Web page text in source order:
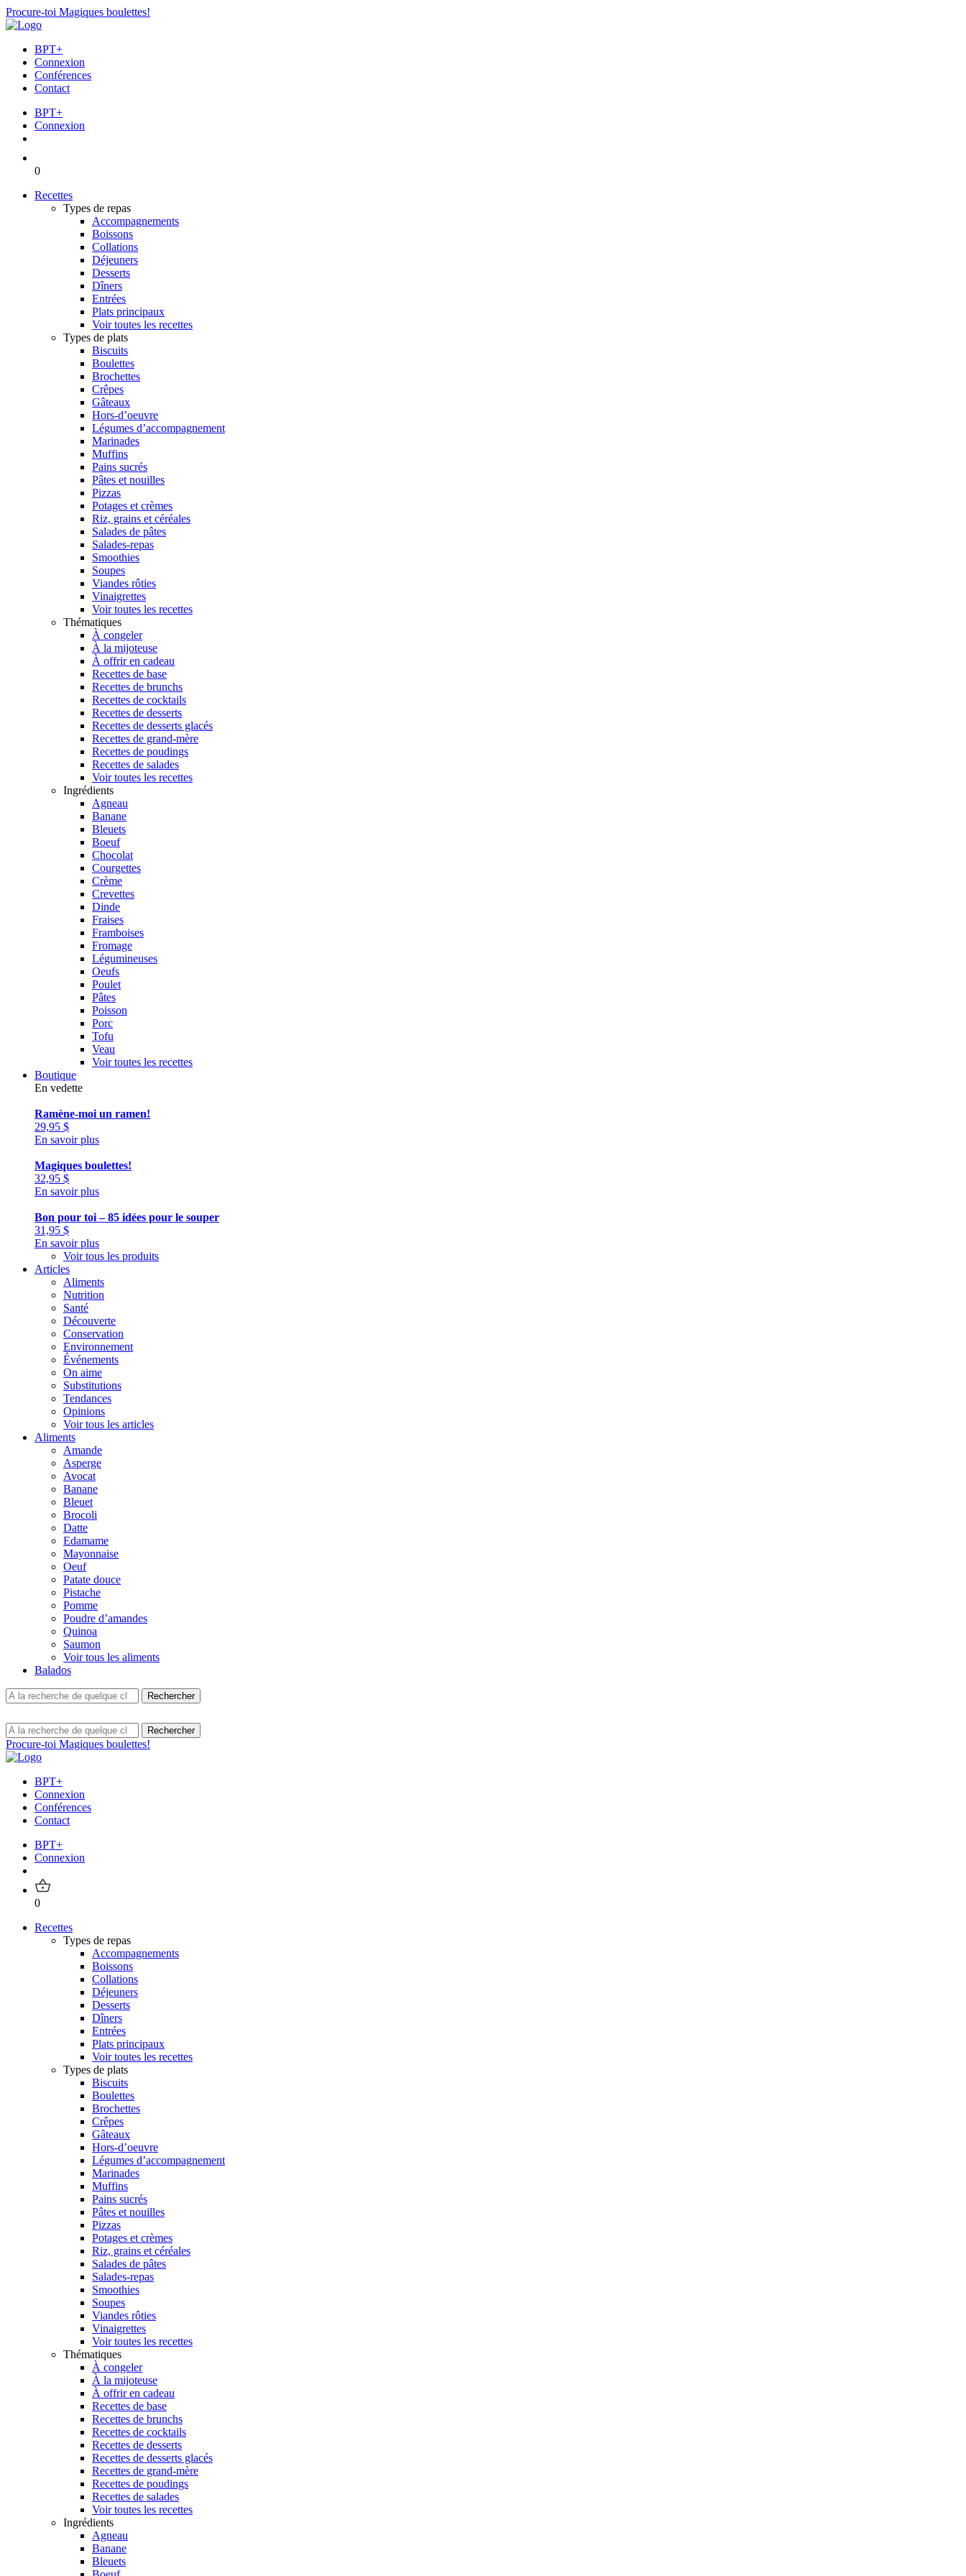
Procure-toi Magiques boulettes!
BPT+
Connexion
Conférences
Contact
BPT+
Connexion
0
Recettes
Types de repas
Accompagnements
Boissons
Collations
Déjeuners
Desserts
Dîners
Entrées
Plats principaux
Voir toutes les recettes
Types de plats
Biscuits
Boulettes
Brochettes
Crêpes
Gâteaux
Hors-d’oeuvre
Légumes d’accompagnement
Marinades
Muffins
Pains sucrés
Pâtes et nouilles
Pizzas
Potages et crèmes
Riz, grains et céréales
Salades de pâtes
Salades-repas
Smoothies
Soupes
Viandes rôties
Vinaigrettes
Voir toutes les recettes
Thématiques
À congeler
À la mijoteuse
À offrir en cadeau
Recettes de base
Recettes de brunchs
Recettes de cocktails
Recettes de desserts
Recettes de desserts glacés
Recettes de grand-mère
Recettes de poudings
Recettes de salades
Voir toutes les recettes
Ingrédients
Agneau
Banane
Bleuets
Boeuf
Chocolat
Courgettes
Crème
Crevettes
Dinde
Fraises
Framboises
Fromage
Légumineuses
Oeufs
Poulet
Pâtes
Poisson
Porc
Tofu
Veau
Voir toutes les recettes
Boutique
En vedette
Ramène-moi un ramen!
29,95 $
En savoir plus
Magiques boulettes!
32,95 $
En savoir plus
Bon pour toi – 85 idées pour le souper
31,95 $
En savoir plus
Voir tous les produits
Articles
Aliments
Nutrition
Santé
Découverte
Conservation
Environnement
Événements
On aime
Substitutions
Tendances
Opinions
Voir tous les articles
Aliments
Amande
Asperge
Avocat
Banane
Bleuet
Brocoli
Datte
Edamame
Mayonnaise
Oeuf
Patate douce
Pistache
Pomme
Poudre d’amandes
Quinoa
Saumon
Voir tous les aliments
Balados
Procure-toi Magiques boulettes!
BPT+
Connexion
Conférences
Contact
BPT+
Connexion
0
Recettes
Types de repas
Accompagnements
Boissons
Collations
Déjeuners
Desserts
Dîners
Entrées
Plats principaux
Voir toutes les recettes
Types de plats
Biscuits
Boulettes
Brochettes
Crêpes
Gâteaux
Hors-d’oeuvre
Légumes d’accompagnement
Marinades
Muffins
Pains sucrés
Pâtes et nouilles
Pizzas
Potages et crèmes
Riz, grains et céréales
Salades de pâtes
Salades-repas
Smoothies
Soupes
Viandes rôties
Vinaigrettes
Voir toutes les recettes
Thématiques
À congeler
À la mijoteuse
À offrir en cadeau
Recettes de base
Recettes de brunchs
Recettes de cocktails
Recettes de desserts
Recettes de desserts glacés
Recettes de grand-mère
Recettes de poudings
Recettes de salades
Voir toutes les recettes
Ingrédients
Agneau
Banane
Bleuets